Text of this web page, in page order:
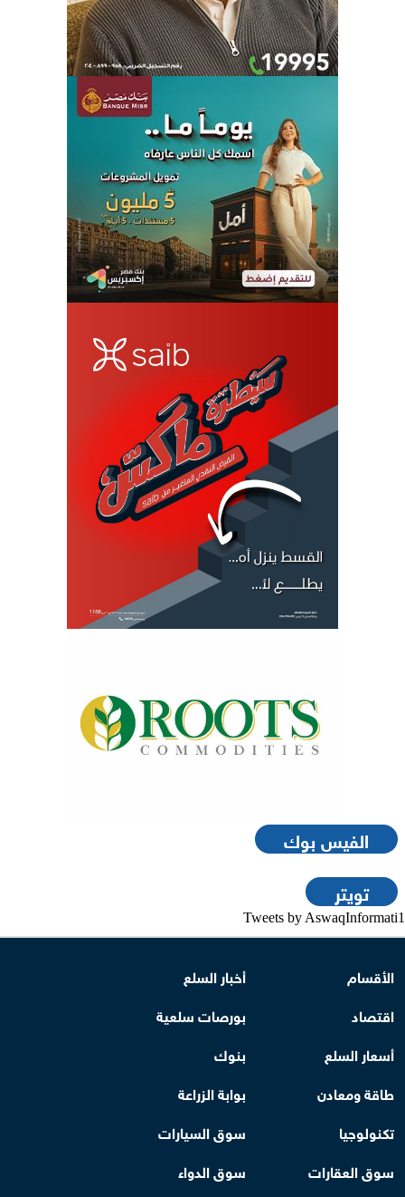
الفيس بوك
تويتر
Tweets by AswaqInformati1
الأقسام
أخبار السلع
اقتصاد
بورصات سلعية
أسعار السلع
بنوك
طاقة ومعادن
بوابة الزراعة
تكنولوجيا
سوق السيارات
سوق العقارات
سوق الدواء